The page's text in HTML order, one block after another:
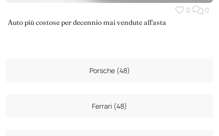
0 0
Auto più costose per decennio mai vendute all'asta
Porsche (48)
Ferrari (48)